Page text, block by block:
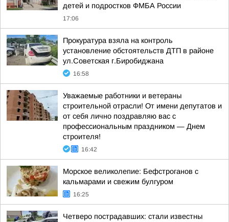
детей и подростков ФМБА России
17:06
Прокуратура взяла на контроль
установление обстоятельств ДТП в районе
ул.Советская г.Биробиджана
16:58
Уважаемые работники и ветераны
строительной отрасли! От имени депутатов и
от себя лично поздравляю вас с
профессиональным праздником — Днем
строителя!
16:42
Морское великолепие: Бефстроганов с
кальмарами и свежим булгуром
16:25
Четверо пострадавших: стали известны